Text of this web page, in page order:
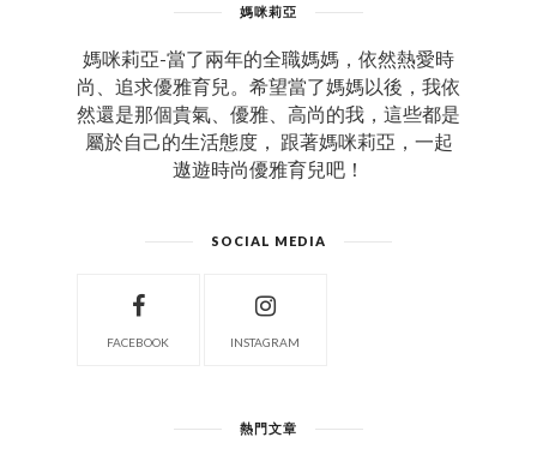
媽咪莉亞
媽咪莉亞-當了兩年的全職媽媽，依然熱愛時
尚、追求優雅育兒。希望當了媽媽以後，我依
然還是那個貴氣、優雅、高尚的我，這些都是
屬於自己的生活態度， 跟著媽咪莉亞，一起
遨遊時尚優雅育兒吧！
SOCIAL MEDIA
FACEBOOK INSTAGRAM
熱門文章